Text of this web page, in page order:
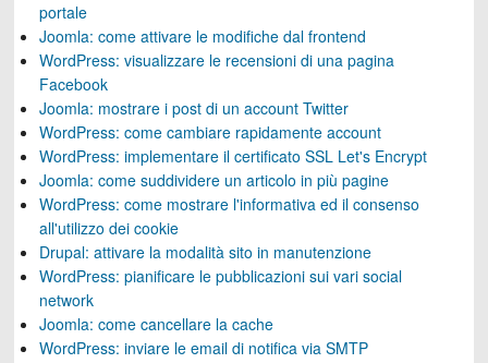
portale
Joomla: come attivare le modifiche dal frontend
WordPress: visualizzare le recensioni di una pagina
Facebook
Joomla: mostrare i post di un account Twitter
WordPress: come cambiare rapidamente account
WordPress: implementare il certificato SSL Let's Encrypt
Joomla: come suddividere un articolo in più pagine
WordPress: come mostrare l'informativa ed il consenso
all'utilizzo dei cookie
Drupal: attivare la modalità sito in manutenzione
WordPress: pianificare le pubblicazioni sui vari social
network
Joomla: come cancellare la cache
WordPress: inviare le email di notifica via SMTP